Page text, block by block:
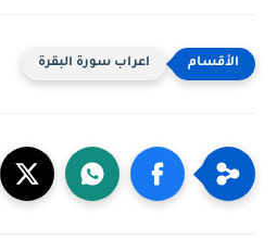
اعراب سورة البقرة